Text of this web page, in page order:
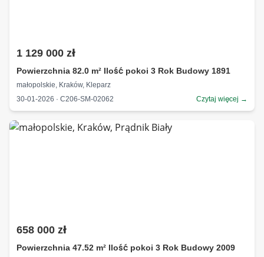
1 129 000 zł
Powierzchnia 82.0 m² Ilość pokoi 3 Rok Budowy 1891
małopolskie, Kraków, Kleparz
30-01-2026 · C206-SM-02062
Czytaj więcej →
658 000 zł
Powierzchnia 47.52 m² Ilość pokoi 3 Rok Budowy 2009